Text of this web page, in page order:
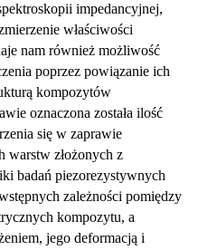
impedancyjnej,
właściwości
nam również możliwość
poprzez powiązanie ich
kompozytów
oznaczona została ilość
się w zaprawie
warstw złożonych z
badań piezorezystywnych
zależności pomiędzy
kompozytu, a
jego deformacją i